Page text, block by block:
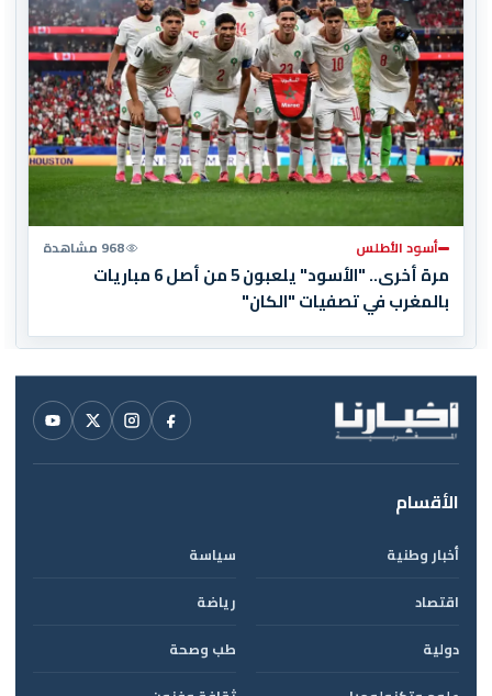
أسود الأطلس 968 مشاهدة
مرة أخرى.. "الأسود" يلعبون 5 من أصل 6 مباريات
بالمغرب في تصفيات "الكان"
الأقسام
أخبار وطنية
سياسة
اقتصاد
رياضة
دولية
طب وصحة